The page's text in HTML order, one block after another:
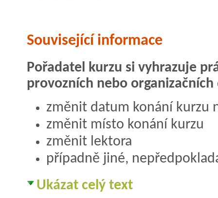
Související informace
Pořadatel kurzu si vyhrazuje
provozních nebo
změnit datum konání kurzu
změnit místo konání kurzu
změnit lektora
případně jiné,
Ukázat celý text